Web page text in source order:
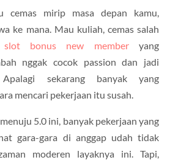
cemas mirip masa depan kamu,
ke mana. Mau kuliah, cemas salah
slot bonus new memberyang
nggak cocok passion dan jadi
Apalagi sekarang banyak yang
mencari pekerjaan itu susah.
5.0 ini, banyak pekerjaan yang
gara-gara di anggap udah tidak
moderen layaknya ini. Tapi,